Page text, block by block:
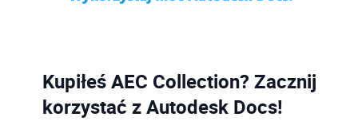
Kupiłeś AEC Collection? Zacznij
korzystać z Autodesk Docs!